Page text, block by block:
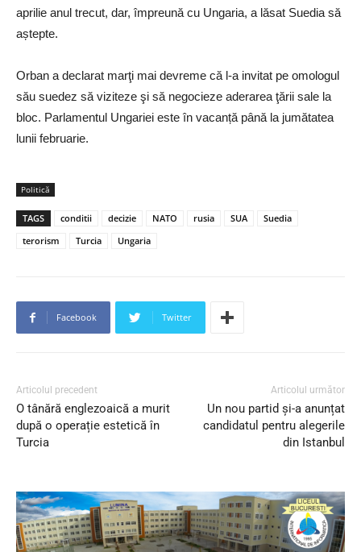
aprilie anul trecut, dar, împreună cu Ungaria, a lăsat Suedia să
aștepte.
Orban a declarat marţi mai devreme că l-a invitat pe omologul
său suedez să viziteze şi să negocieze aderarea ţării sale la
bloc. Parlamentul Ungariei este în vacanță până la jumătatea
lunii februarie.
Politică
TAGS conditii decizie NATO rusia SUA
Suedia
terorism
Turcia Ungaria
Facebook Twitter
Articolul precedent
O tânără englezoaică a murit
după o operație estetică în
Turcia
Articolul următor
Un nou partid și-a anunțat
candidatul pentru alegerile
din Istanbul